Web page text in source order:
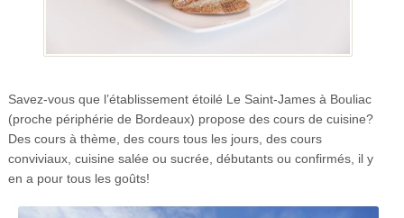
Savez-vous que l’établissement étoilé Le Saint-James à Bouliac
(proche périphérie de Bordeaux) propose des cours de cuisine?
Des cours à thème, des cours tous les jours, des cours
conviviaux, cuisine salée ou sucrée, débutants ou confirmés, il y
en a pour tous les goûts!